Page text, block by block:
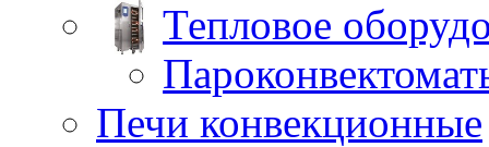
Тепловое
Печи конвекционные